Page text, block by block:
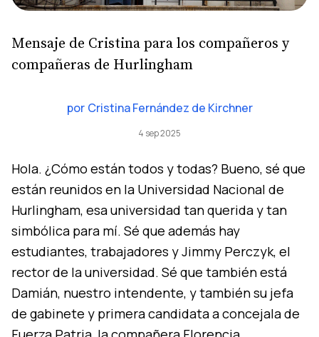
Mensaje de Cristina para los compañeros y
compañeras de Hurlingham
por Cristina Fernández de Kirchner
4 sep 2025
Hola. ¿Cómo están todos y todas? Bueno, sé que
están reunidos en la Universidad Nacional de
Hurlingham, esa universidad tan querida y tan
simbólica para mí. Sé que además hay
estudiantes, trabajadores y Jimmy Perczyk, el
rector de la universidad. Sé que también está
Damián, nuestro intendente, y también su jefa
de gabinete y primera candidata a concejala de